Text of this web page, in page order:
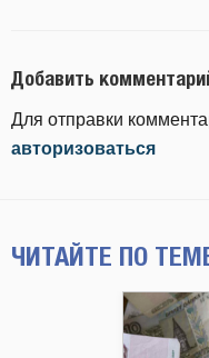
Добавить
Для отправки
авторизоваться
ЧИТАЙТЕ ПО